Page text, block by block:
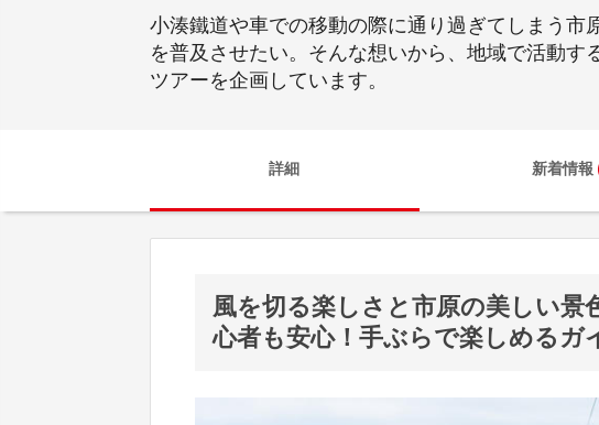
小湊鐵道や車での移動の際に通り過ぎてしまう
を普及させたい。そんな想いから、地域で活動
ツアーを企画しています。
詳細 新着情報
風を切る楽しさと市原の美しい景
心者も安心！手ぶらで楽しめるガ